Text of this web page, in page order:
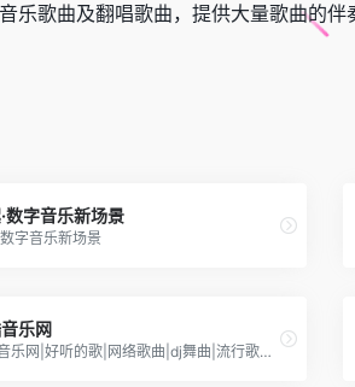
乐歌曲及翻唱歌曲，提供大量歌曲的
数字音乐新场景
字音乐新场景
乐网
九酷音乐网|好听的歌|网络歌曲|dj舞曲|流行歌曲大全